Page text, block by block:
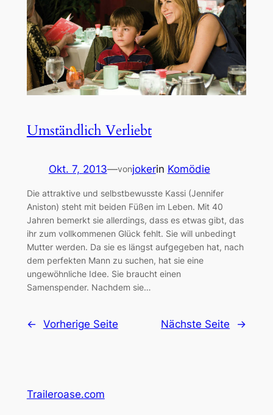
Umständlich Verliebt
Okt. 7, 2013—vonjokerin Komödie
Die attraktive und selbstbewusste Kassi (Jennifer
Aniston) steht mit beiden Füßen im Leben. Mit 40
Jahren bemerkt sie allerdings, dass es etwas gibt, das
ihr zum vollkommenen Glück fehlt. Sie will unbedingt
Mutter werden. Da sie es längst aufgegeben hat, nach
dem perfekten Mann zu suchen, hat sie eine
ungewöhnliche Idee. Sie braucht einen
Samenspender. Nachdem sie…
← Vorherige Seite Nächste Seite →
Traileroase.com